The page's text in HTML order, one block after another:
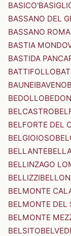
BASICO'
BASSANO DEL
BASSANO
BASTIA
BASTIDA
BATTIFOLLO
BAUNEIBAVENO
BEDOLLO
BELCASTRO
BELFORTE DEL
BELGIOIOSO
BELLANTE
BELLINZAGO
BELLIZZI
BELMONTE
BELMONTE DEL
BELMONTE
BELSITO